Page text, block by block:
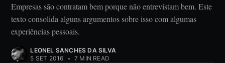
Empresas são contratam bem porque não entrevistam bem. Este
texto consolida alguns argumentos sobre isso com algumas
experiências pessoais.
LEONEL SANCHES DA SILVA
5 SET 2016 • 7 MIN READ